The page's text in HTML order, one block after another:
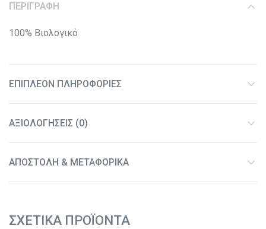
ΠΕΡΙΓΡΑΦΉ
100% Βιολογικό
ΕΠΙΠΛΈΟΝ ΠΛΗΡΟΦΟΡΊΕΣ
ΑΞΙΟΛΟΓΉΣΕΙΣ (0)
ΑΠΟΣΤΟΛΉ & ΜΕΤΑΦΟΡΙΚΆ
ΣΧΕΤΙΚΆ ΠΡΟΪΌΝΤΑ